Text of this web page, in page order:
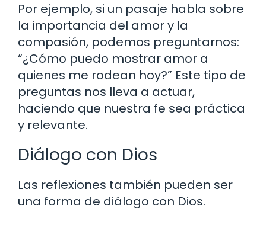
Por ejemplo, si un pasaje habla sobre
la importancia del amor y la
compasión, podemos preguntarnos:
“¿Cómo puedo mostrar amor a
quienes me rodean hoy?” Este tipo de
preguntas nos lleva a actuar,
haciendo que nuestra fe sea práctica
y relevante.
Diálogo con Dios
Las reflexiones también pueden ser
una forma de diálogo con Dios.